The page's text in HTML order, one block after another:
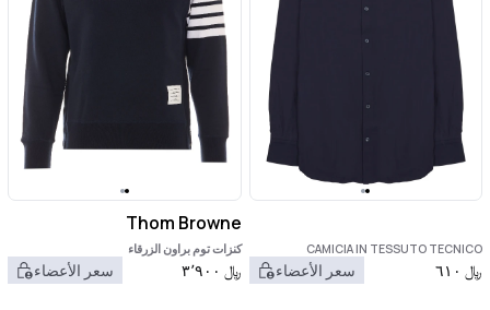
CAMICIA IN TESSUTO TECNICO
﷼ ٦١٠ سعر الأعضاء
Thom Browne
كنزات توم براون الزرقاء
﷼ ٣٬٩٠٠ سعر الأعضاء